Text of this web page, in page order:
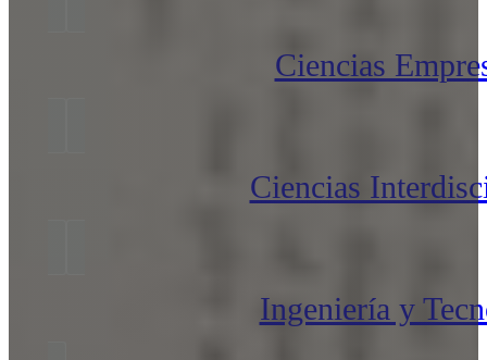
Ciencias
Ciencias
Ingeniería y